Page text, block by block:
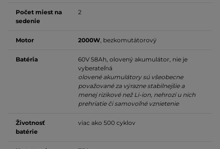
Počet miest na
sedenie
2
Motor 2000W, bezkomutátorový
Batéria
60V 58Ah, olovený akumulátor, nie je
vyberateľná
olovené akumulátory sú všeobecne
považované za výrazne stabilnejšie a
menej rizikové než Li-ion, nehrozí u nich
prehriatie či samovoľné vznietenie
Životnosť
batérie
viac ako 500 cyklov